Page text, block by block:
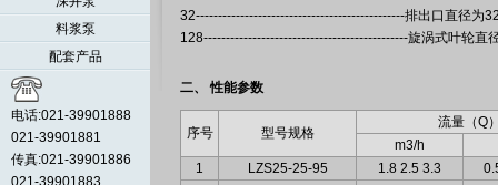
料浆泵
配套产品
电话:021-39901888
021-39901881
传真:021-39901886
021-39901883
32-----------------------------------------------排出口直径为
128----------------------------------------------旋涡式叶轮直
二、 性能参数
序号 型号规格
流量（Q
m3/h
1
LZS25-25-95 1.8 2.5 3.3